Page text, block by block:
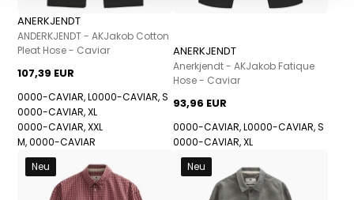
ANERKJENDT
ANDERKJENDT - AKJakob Cotton
Pleat Hose - Caviar
107,39 EUR
0000-CAVIAR, L0000-CAVIAR, S
0000-CAVIAR, XL
0000-CAVIAR, XXL
M, 0000-CAVIAR
ANERKJENDT
Anerkjendt - AKJakob Fatique
Hose - Caviar
93,96 EUR
0000-CAVIAR, L0000-CAVIAR, S
0000-CAVIAR, XL
Neu
Neu